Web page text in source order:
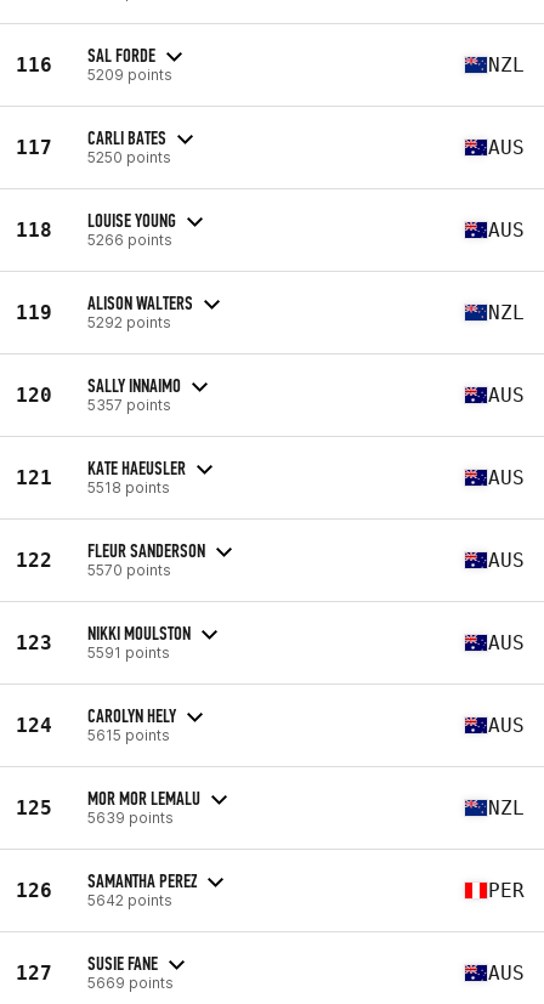
116 SAL FORDE
5209 points NZL
117 CARLI BATES
5250 points AUS
118 LOUISE YOUNG
5266 points AUS
119 ALISON WALTERS
5292 points NZL
120 SALLY INNAIMO
5357 points AUS
121 KATE HAEUSLER
5518 points AUS
122 FLEUR SANDERSON
5570 points AUS
123 NIKKI MOULSTON
5591 points AUS
124 CAROLYN HELY
5615 points AUS
125 MOR MOR LEMALU
5639 points NZL
126 SAMANTHA PEREZ
5642 points PER
127 SUSIE FANE
5669 points AUS